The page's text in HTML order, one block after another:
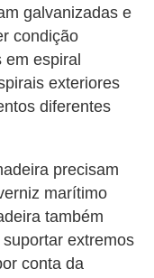
galvanizadas e
condição
espiral
exteriores
diferentes
precisam
marítimo
também
extremos
conta da